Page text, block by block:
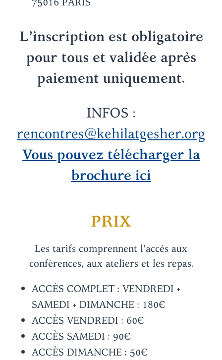
L’inscription est obligatoire
pour tous et validée après
paiement uniquement.
INFOS :
rencontres@kehilatgesher.org
Vous pouvez télécharger la
brochure ici
PRIX
Les tarifs comprennent l’accès aux
conférences, aux ateliers et les repas.
ACCÈS COMPLET : VENDREDI +
SAMEDI + DIMANCHE : 180€
ACCÈS VENDREDI : 60€
ACCÈS SAMEDI : 90€
ACCÈS DIMANCHE : 50€